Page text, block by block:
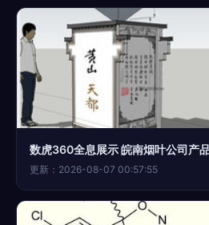
数虎360全息展示 皖南烟叶公司产
更新：2026-08-07 00:57:55